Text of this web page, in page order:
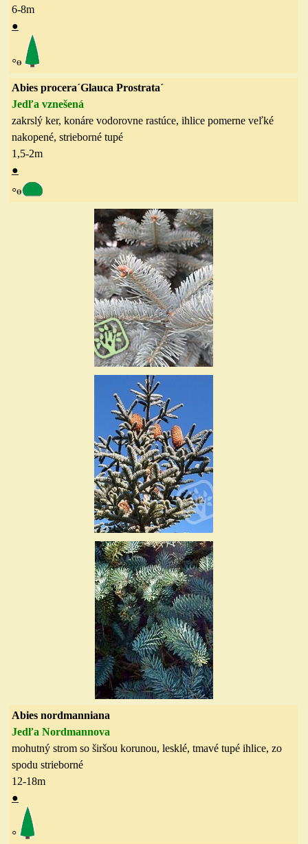
6-8m
●
◦ө
Abies procera´Glauca Prostrata´
Jedľa vznešená
zakrslý ker, konáre vodorovne rastúce, ihlice pomerne veľké
nakopené, strieborné tupé
1,5-2m
●
◦ө
Abies nordmanniana
Jedľa Nordmannova
mohutný strom so širšou korunou, lesklé, tmavé tupé ihlice, zo
spodu strieborné
12-18m
●
◦